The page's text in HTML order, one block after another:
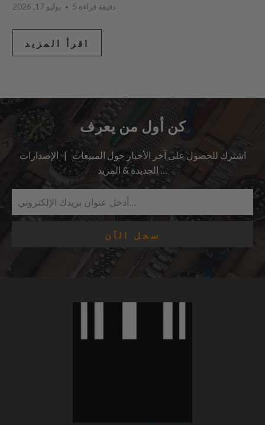
يوليو 17, 2026 5 دقيقة قراءة
اقرأ المزيد
كن أول من يعرف
اشترك للحصول على آخر الأخبار حول المبيعات | الإصدارات
الجديدة & المزيد …